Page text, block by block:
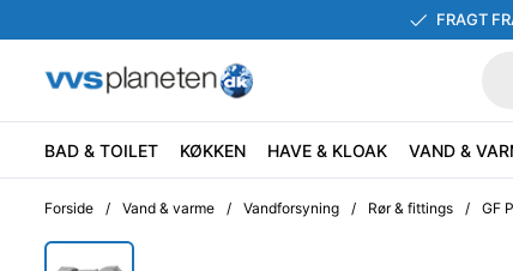
FRAGT
BAD & TOILET KØKKEN HAVE & KLOAK VAND &
Forside / Vand & varme / Vandforsyning / Rør & fittings / GF